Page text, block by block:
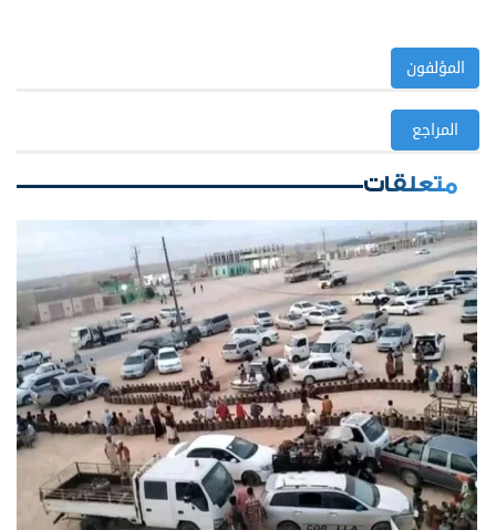
المؤلفون
المراجع
متعلقات